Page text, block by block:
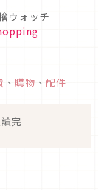
ウォッチ
、 購物 、 配件
完